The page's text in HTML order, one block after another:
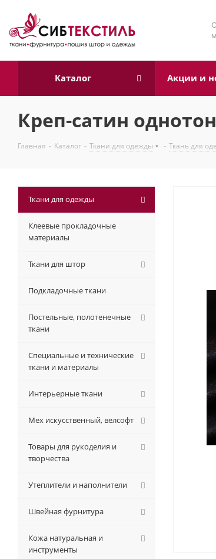
Каталог Акции и
Креп-сатин
Главная - Каталог - Ткани для одежды - Ткань для
Ткани для одежды
Клеевые прокладочные
материалы
Ткани для штор
Подкладочные ткани
Постельные, полотенечные
ткани
Специальные и технические
ткани и материалы
Интерьерные ткани
Мех искусственный, велсофт
Товары для рукоделия и
творчества
Утеплители и наполнители
Швейная фурнитура
Кожа натуральная и
инструменты